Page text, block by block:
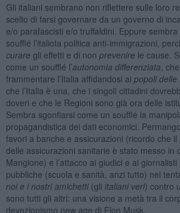
Gli italiani sembrano non riflettere sulle loro
scelto di farsi governare da un governo di
e/o parafascisti e/o truffaldini. Eppure
soufflé l’italiota politica anti-immigrazioni,
curare gli effetti e di non prevenire le cause.
come un soufflé l’autonomia differenziata ,
frammentare l’Italia affidandosi ai popoli delle
che l’Italia è una, che i singoli cittadini
doveri e che le Regioni sono già ora delle
Sembra sgonfiarsi come un soufflé la
propagandistica dei dati economici.
favori a banche e assicurazioni (ricordo che
delle assicurazioni sanitarie è stato messo in
Mangione) e l’attacco ai giudici e ai
pubbliche (scuola e sanità, anzi tutto) nel
noi e i nostri amichetti(gli italiani veri) contro
sono tutti gli altri: una visione a metà tra il
devozionismo new age di Elon Musk.